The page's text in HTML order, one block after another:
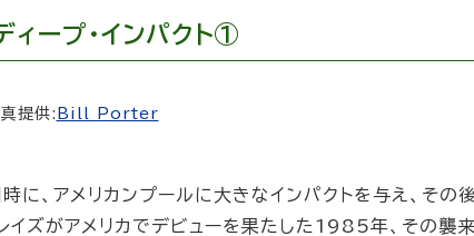
ィープ・インパクト①
提供: Bill Porter
に、アメリカンプールに大きなインパクトを与え、その後
イズがアメリカでデビューを果たした1985年、その襲